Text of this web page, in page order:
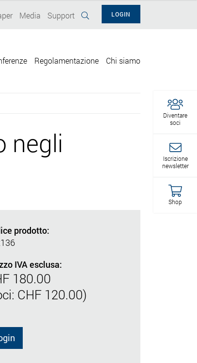
Diventare
soci
Iscrizione
newsletter
Shop
LOGIN
Media Support
Regolamentazione Chi siamo
negli
prodotto:
IVA esclusa:
180.00
CHF 120.00)